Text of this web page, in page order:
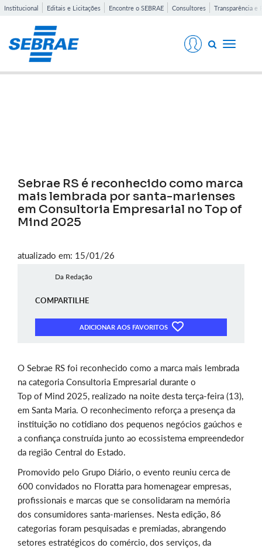
Institucional Editais e Licitações Encontre o SEBRAE Consultores Transparência e
Toggle
Sebrae RS é reconhecido como marca
mais lembrada por santa-marienses
em Consultoria Empresarial no Top of
Mind 2025
atualizado em: 15/01/26
Da Redação
COMPARTILHE
ADICIONAR AOS FAVORITOS
O Sebrae RS foi reconhecido como a marca mais lembrada
na categoria Consultoria Empresarial durante o
Top of Mind 2025, realizado na noite desta terça-feira (13),
em Santa Maria. O reconhecimento reforça a presença da
instituição no cotidiano dos pequenos negócios gaúchos e
a confiança construída junto ao ecossistema empreendedor
da região Central do Estado.
Promovido pelo Grupo Diário, o evento reuniu cerca de
600 convidados no Floratta para homenagear empresas,
profissionais e marcas que se consolidaram na memória
dos consumidores santa-marienses. Nesta edição, 86
categorias foram pesquisadas e premiadas, abrangendo
setores estratégicos do comércio, dos serviços, da